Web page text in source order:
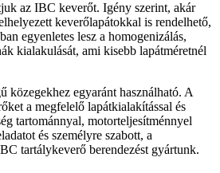
az IBC keverőt. Igény szerint, akár
keverőlapátokkal is rendelhető,
egyenletes lesz a homogenizálás,
kialakulását, ami kisebb lapátméretnél
közegekhez egyaránt használható. A
a megfelelő lapátkialakítással és
tartománnyal, motorteljesítménnyel
és személyre szabott, a
tartálykeverő berendezést gyártunk.